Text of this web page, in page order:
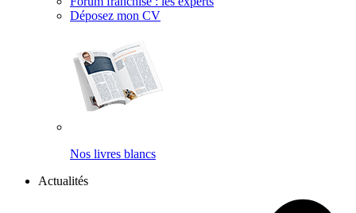
Déposez mon CV
Nos livres blancs
Actualités